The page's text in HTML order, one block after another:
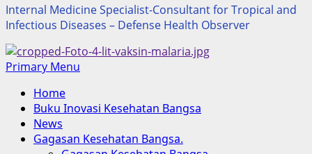
Internal Medicine Specialist-Consultant for Tropical and
Infectious Diseases – Defense Health Observer
Primary Menu
Home
Buku Inovasi Kesehatan Bangsa
News
Gagasan Kesehatan Bangsa.